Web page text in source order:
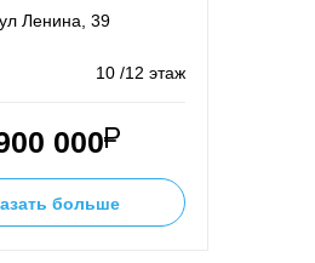
ул Ленина, 39
10 /12 этаж
000
больше